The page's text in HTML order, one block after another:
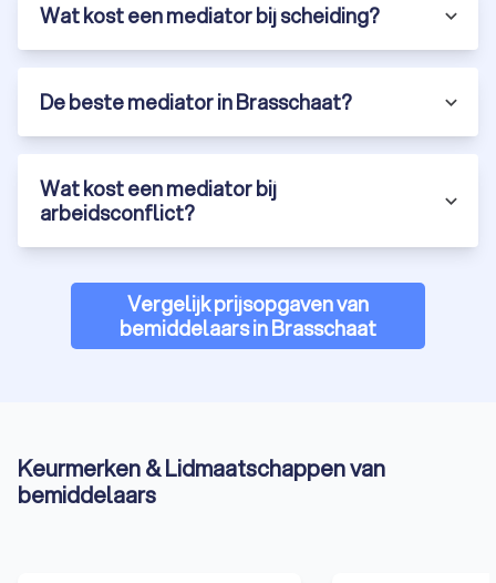
Wat kost een mediator bij scheiding?
De beste mediator in Brasschaat?
Wat kost een mediator bij
arbeidsconflict?
Vergelijk prijsopgaven van
bemiddelaars in Brasschaat
Keurmerken & Lidmaatschappen van
bemiddelaars